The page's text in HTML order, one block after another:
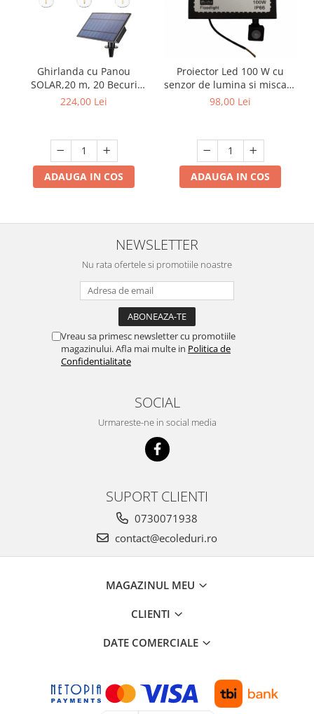
Ghirlanda cu Panou
SOLAR,20 m, 20 Becuri
incluse filament LED S14,
Lumini
224,00 Lei
ADAUGA IN COS
Proiector Led 100 W cu
senzor de lumina si miscare
exterior IP66 slim 6500k
98,00 Lei
ADAUGA IN COS
NEWSLETTER
Nu rata ofertele si promotiile noastre
Vreau sa primesc newsletter cu promotiile
magazinului. Afla mai multe in Politica de
Confidentialitate
SOCIAL
Urmareste-ne in social media
SUPORT CLIENTI
0730071938
contact@ecoleduri.ro
MAGAZINUL MEU
CLIENTI
DATE COMERCIALE